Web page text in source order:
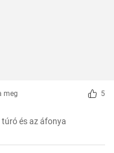
meg 5
és az áfonya